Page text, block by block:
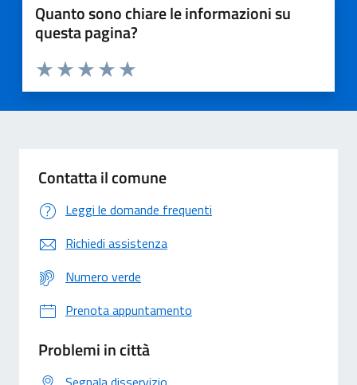
Quanto sono chiare le informazioni su
questa pagina?
Valuta 5 stelle su 5
Valuta 4 stelle su 5
Valuta 3 stelle su 5
Valuta 2 stelle su 5
Valuta 1 stelle su 5
Contatta il comune
Leggi le domande frequenti
Richiedi assistenza
Numero verde
Prenota appuntamento
Problemi in città